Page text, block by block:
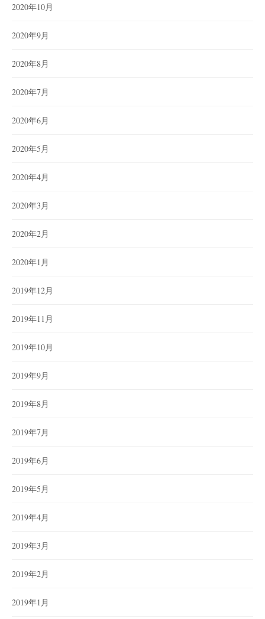
2020年10月
2020年9月
2020年8月
2020年7月
2020年6月
2020年5月
2020年4月
2020年3月
2020年2月
2020年1月
2019年12月
2019年11月
2019年10月
2019年9月
2019年8月
2019年7月
2019年6月
2019年5月
2019年4月
2019年3月
2019年2月
2019年1月